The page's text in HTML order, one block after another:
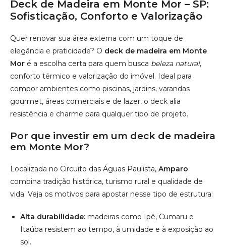
compor ambientes como piscinas, jardins, varandas
gourmet, áreas comerciais e de lazer, o deck alia
Por que investir em um deck de madeira
em Monte Mor?
Localizada no Circuito das Águas Paulista, Amparo
combina tradição histórica, turismo rural e qualidade de
vida. Veja os motivos para apostar nesse tipo de estrutura:
Alta durabilidade:madeiras como Ipê, Cumaru e
Itaúba resistem ao tempo, à umidade e à exposição ao
superfície sempre agradável ao
toque, mesmo em dias quentes.
rústico e elegante.
Manutenção simples: fácil limpeza e conservação,
com excelente custo-benefício.